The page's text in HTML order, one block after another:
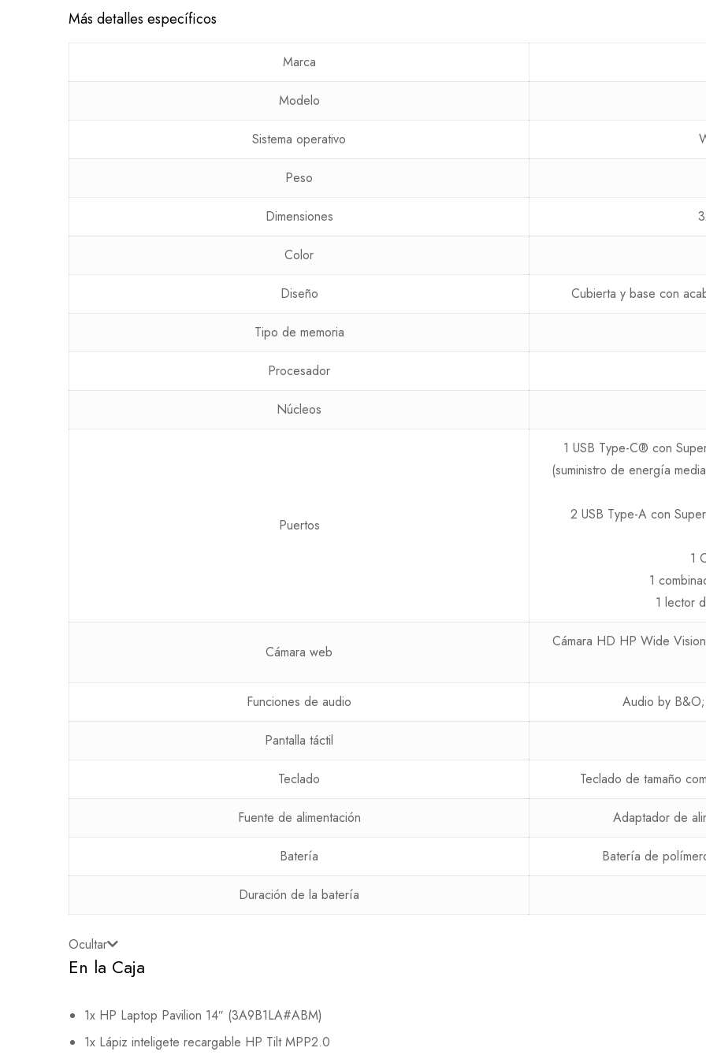
Más detalles específicos
Marca
Modelo
Sistema operativo
Peso
Dimensiones
Color
Diseño Cubierta y base con
Tipo de memoria
Procesador
Núcleos
Puertos
1 USB Type-C® con
(suministro de energía
2 USB Type-A con
1
1
1 lector
Cámara web
Cámara HD HP Wide
Funciones de audio Audio by
Pantalla táctil
Teclado Teclado de tamaño
Fuente de alimentación Adaptador de
Batería Batería de
Duración de la batería
Ocultar
En la Caja
1x HP Laptop Pavilion 14″ (3A9B1LA#ABM)
1x Lápiz inteligete recargable HP Tilt MPP2.0